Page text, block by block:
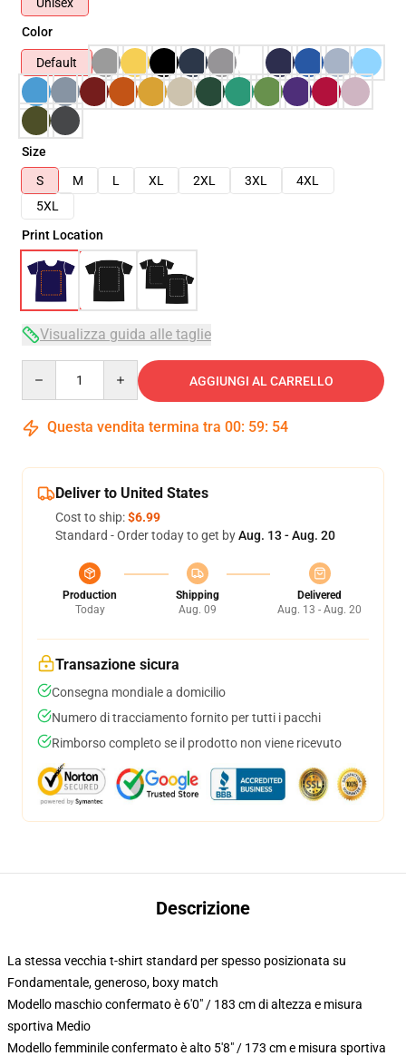
Color
Default
Size
S
M L XL 2XL 3XL
4XL
5XL
Print Location
Visualizza guida alle taglie
AGGIUNGI AL CARRELLO
Questa vendita termina tra 00: 59: 54
Deliver to United States
Cost to ship:$6.99
Standard - Order today to get byAug. 13 - Aug. 20
Production
Today
Shipping
Aug. 09
Delivered
Aug. 13 - Aug. 20
Transazione sicura
Consegna mondiale a domicilio
Numero di tracciamento fornito per tutti i pacchi
Rimborso completo se il prodotto non viene ricevuto
Descrizione
La stessa vecchia t-shirt standard per spesso posizionata su
Fondamentale, generoso, boxy match
Modello maschio confermato è 6'0" / 183 cm di altezza e misura
sportiva Medio
Modello femminile confermato è alto 5'8" / 173 cm e misura sportiva